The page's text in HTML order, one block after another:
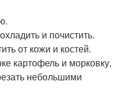
и почистить.
от кожи и костей.
картофель и морковку,
небольшими